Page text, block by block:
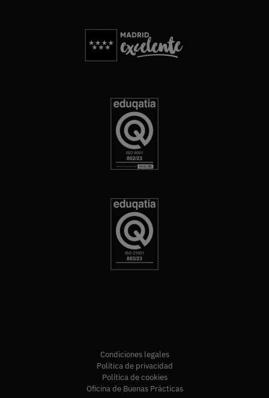
Condiciones legales
Política de privacidad
Política de cookies
Oficina de Buenas Prácticas